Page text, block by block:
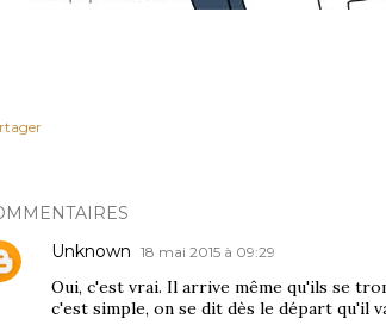
Unknown 18 mai 2015 à 09:29
Oui, c'est vrai. Il arrive même qu'ils se
c'est simple, on se dit dès le départ qu'il